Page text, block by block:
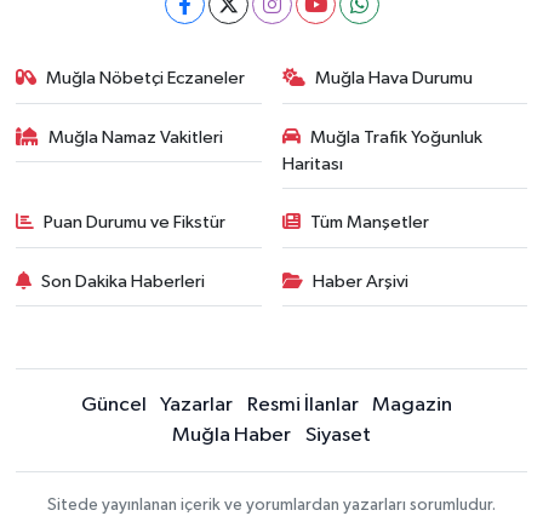
Muğla Nöbetçi Eczaneler Muğla Hava Durumu
Muğla Namaz Vakitleri
Muğla Trafik Yoğunluk
Haritası
Puan Durumu ve Fikstür Tüm Manşetler
Son Dakika Haberleri Haber Arşivi
Güncel Yazarlar Resmi İlanlar
Magazin
Muğla Haber
Siyaset
Sitede yayınlanan içerik ve yorumlardan yazarları sorumludur.